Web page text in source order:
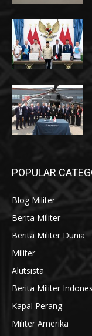
POPULAR
Blog Militer
Berita Militer
Berita Militer Dunia
Militer
Alutsista
Berita Militer
Kapal Perang
Militer Amerika